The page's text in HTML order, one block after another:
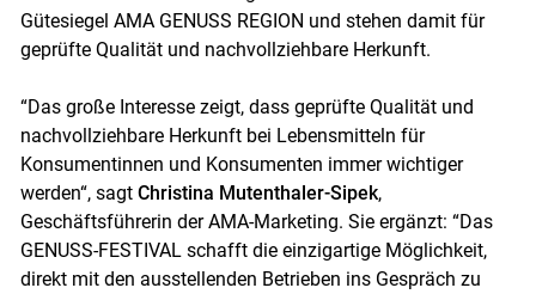
Gütesiegel AMA GENUSS REGION und stehen damit für
geprüfte Qualität und nachvollziehbare Herkunft.
“Das große Interesse zeigt, dass geprüfte Qualität und
nachvollziehbare Herkunft bei Lebensmitteln für
Konsumentinnen und Konsumenten immer wichtiger
werden“, sagt Christina Mutenthaler-Sipek,
Geschäftsführerin der AMA-Marketing. Sie ergänzt: “Das
GENUSS-FESTIVAL schafft die einzigartige Möglichkeit,
direkt mit den ausstellenden Betrieben ins Gespräch zu